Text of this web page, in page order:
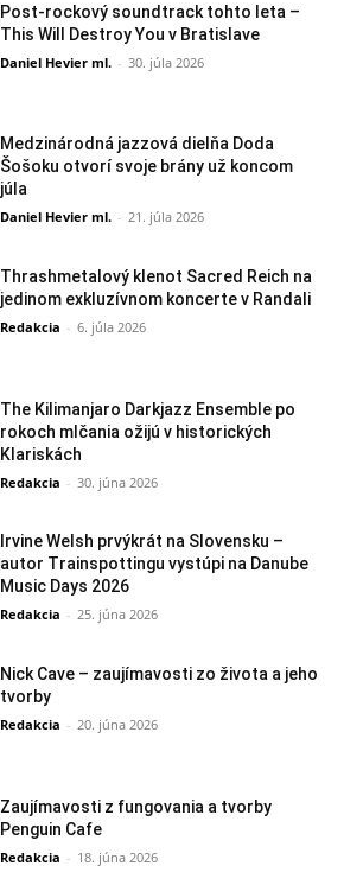
Post-rockový soundtrack tohto leta –
This Will Destroy You v Bratislave
Daniel Hevier ml. - 30. júla 2026
Medzinárodná jazzová dielňa Doda
Šošoku otvorí svoje brány už koncom
júla
Daniel Hevier ml. - 21. júla 2026
Thrashmetalový klenot Sacred Reich na
jedinom exkluzívnom koncerte v Randali
Redakcia - 6. júla 2026
The Kilimanjaro Darkjazz Ensemble po
rokoch mlčania ožijú v historických
Klariskách
Redakcia - 30. júna 2026
Irvine Welsh prvýkrát na Slovensku –
autor Trainspottingu vystúpi na Danube
Music Days 2026
Redakcia - 25. júna 2026
Nick Cave – zaujímavosti zo života a jeho
tvorby
Redakcia - 20. júna 2026
Zaujímavosti z fungovania a tvorby
Penguin Cafe
Redakcia - 18. júna 2026